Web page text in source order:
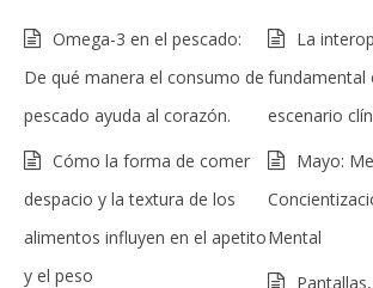
Omega-3 en el pescado:
De qué manera el consumo de
pescado ayuda al corazón.
La
fundamental
escenario
Cómo la forma de comer
despacio y la textura de los
alimentos influyen en el apetito
y el peso
Mayo:
Mental